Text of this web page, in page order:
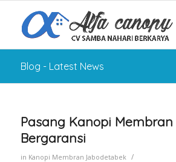
Blog - Latest News
Pasang Kanopi Membran
Bergaransi
in Kanopi Membran Jabodetabek /